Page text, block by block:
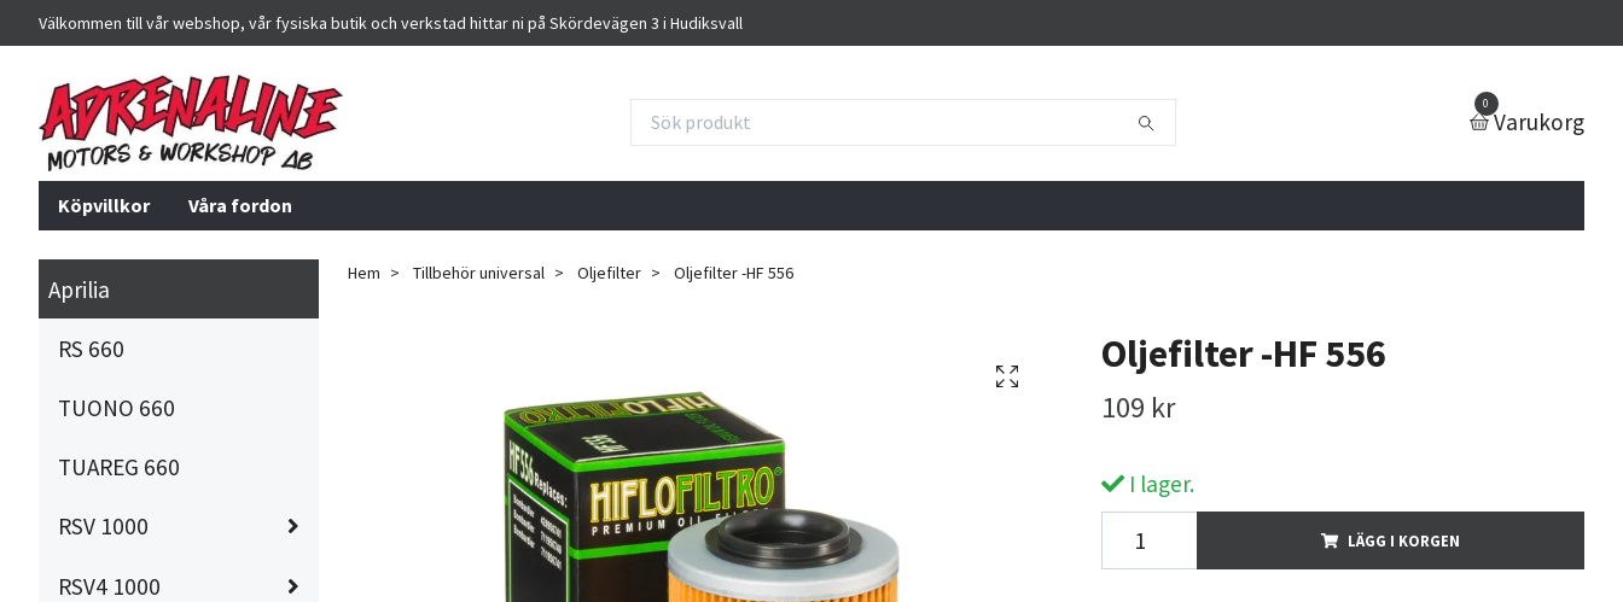
Välkommen till vår webshop, vår fysiska butik och verkstad hittar ni på Skördevägen 3 i Hudiksvall
0
Varukorg
Köpvillkor Våra fordon
Aprilia
RS 660
TUONO 660
TUAREG 660
RSV 1000
RSV4 1000
Hem Tillbehör universal Oljefilter Oljefilter -HF 556
Oljefilter -HF 556
109 kr
I lager.
LÄGG I KORGEN